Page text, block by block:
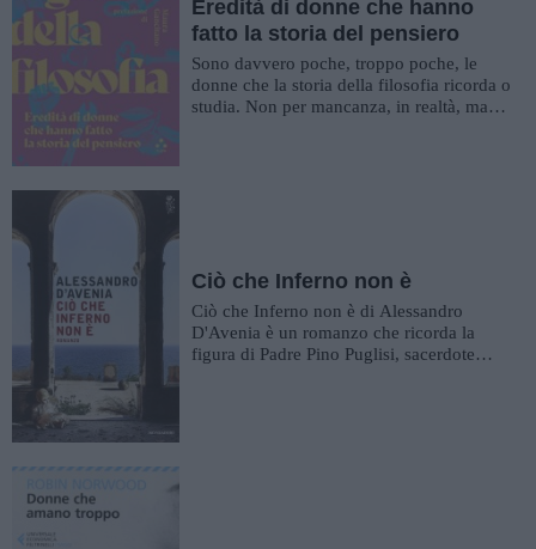
Eredità di donne che hanno
fatto la storia del pensiero
Sono davvero poche, troppo poche, le
donne che la storia della filosofia ricorda o
studia. Non per mancanza, in realtà, ma
Ciò che Inferno non è
Ciò che Inferno non è di Alessandro
D'Avenia è un romanzo che ricorda la
figura di Padre Pino Puglisi, sacerdote